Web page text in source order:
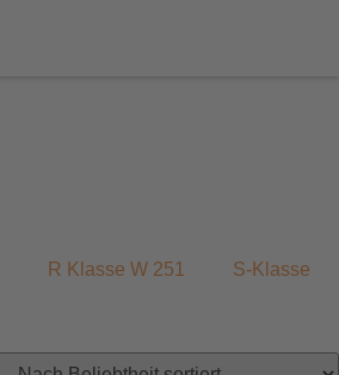
R Klasse W 251 S-Klasse